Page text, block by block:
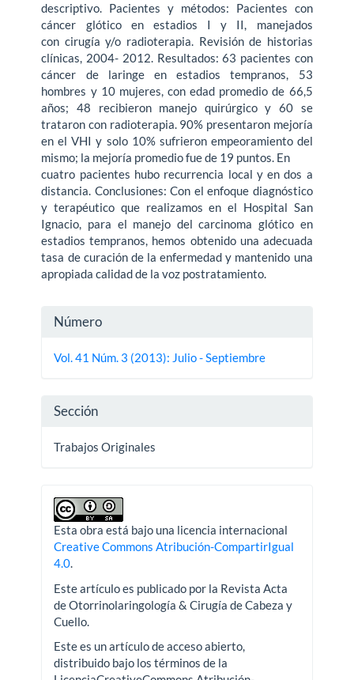
descriptivo. Pacientes y métodos: Pacientes con
cáncer glótico en estadios I y II, manejados
con cirugía y/o radioterapia. Revisión de historias
clínicas, 2004- 2012. Resultados: 63 pacientes con
cáncer de laringe en estadios tempranos, 53
hombres y 10 mujeres, con edad promedio de 66,5
años; 48 recibieron manejo quirúrgico y 60 se
trataron con radioterapia. 90% presentaron mejoría
en el VHI y solo 10% sufrieron empeoramiento del
mismo; la mejoría promedio fue de 19 puntos. En
cuatro pacientes hubo recurrencia local y en dos a
distancia. Conclusiones: Con el enfoque diagnóstico
y terapéutico que realizamos en el Hospital San
Ignacio, para el manejo del carcinoma glótico en
estadios tempranos, hemos obtenido una adecuada
tasa de curación de la enfermedad y mantenido una
apropiada calidad de la voz postratamiento.
Detalles
del
Número
Vol. 41 Núm. 3 (2013): Julio - Septiembre
Sección
Trabajos Originales
Esta obra está bajo una licencia internacional
Creative Commons Atribución-CompartirIgual
4.0.
Este artículo es publicado por la Revista Acta
de Otorrinolaringología & Cirugía de Cabeza y
Cuello.
Este es un artículo de acceso abierto,
distribuido bajo los términos de la